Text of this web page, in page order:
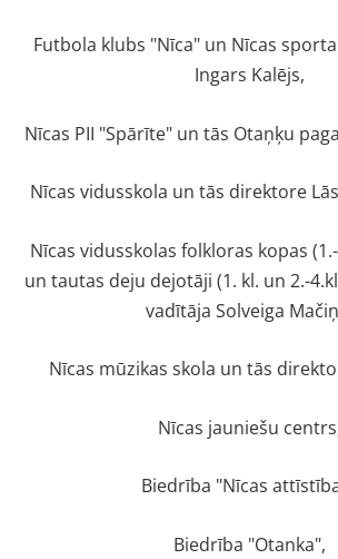
Futbola klubs "Nīca" un Nīcas
Ingars Kalējs,
Nīcas PII "Spārīte" un tās Otaņķu
Nīcas vidusskola un tās direktore
Nīcas vidusskolas folkloras kopas
un tautas deju dejotāji (1. kl. un 2.-
vadītāja Solveiga
Nīcas mūzikas skola un tās
Nīcas jauniešu
Biedrība "Nīcas
Biedrība "Otanka",